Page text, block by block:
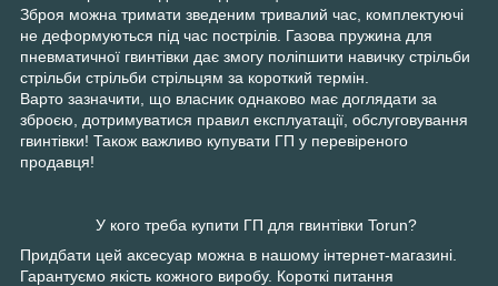
Зброя можна тримати зведеним тривалий час, комплектуючі
не деформуються під час пострілів. Газова пружина для
пневматичної гвинтівки дає змогу поліпшити навичку стрільби
стрільби стрільби стрільцям за короткий термін.
Варто зазначити, що власник однаково має доглядати за
зброєю, дотримуватися правил експлуатації, обслуговування
гвинтівки! Також важливо купувати ГП у перевіреного
продавця!
У кого треба купити ГП для гвинтівки Torun?
Придбати цей аксесуар можна в нашому інтернет-магазині.
Гарантуємо якість кожного виробу. Короткі питання